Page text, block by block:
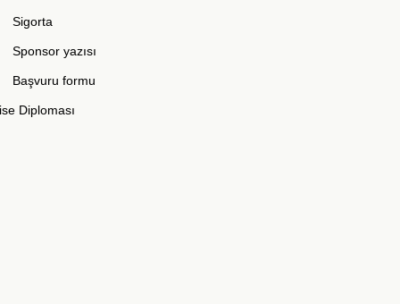
Sigorta
Sponsor yazısı
Başvuru formu
Diploması